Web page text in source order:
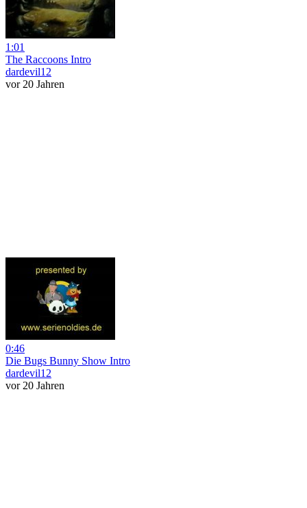
1:01
The Raccoons Intro
dardevil12
vor 20 Jahren
0:46
Die Bugs Bunny Show Intro
dardevil12
vor 20 Jahren